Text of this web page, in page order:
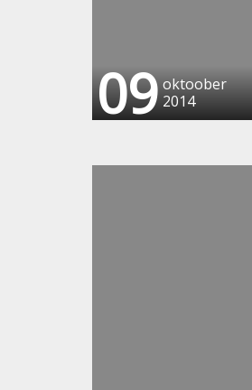
09 oktoober
2014